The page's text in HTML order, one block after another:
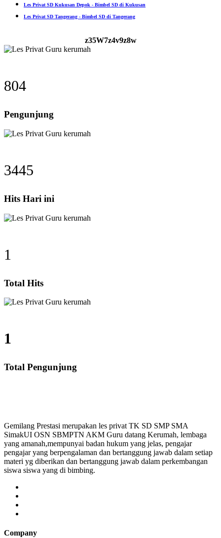
Les Privat SD Kukusan Depok - Bimbel SD di Kukusan
Les Privat SD Tangerang - Bimbel SD di Tangerang
z35W7z4v9z8w
804
Pengunjung
3445
Hits Hari ini
1
Total Hits
1
Total Pengunjung
Gemilang Prestasi merupakan les privat TK SD SMP SMA
SimakUI OSN SBMPTN AKM Guru datang Kerumah, lembaga
yang amanah,mempunyai badan hukum yang jelas, pengajar
pengajar yang berpengalaman dan bertanggung jawab dalam setiap
materi yg diberikan dan bertanggung jawab dalam perkembangan
siswa siswa yang di bimbing.
Company